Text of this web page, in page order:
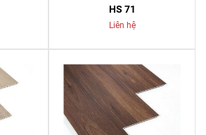
HS 71
Liên hệ